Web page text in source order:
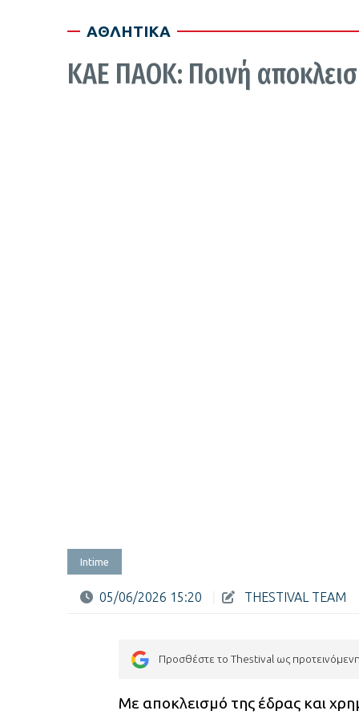
ΑΘΛΗΤΙΚΑ
ΚΑΕ ΠΑΟΚ: Ποινή
Intime
05/06/2026 15:20 THESTIVAL TEAM
Προσθέστε το Thestival ως
Με αποκλεισμό της έδρας και